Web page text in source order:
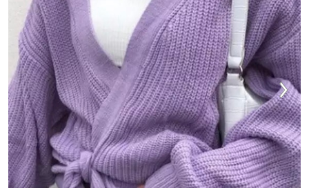
TOPS
VESTIDOS
TRAJES DE BAÑO
ZAPATOS